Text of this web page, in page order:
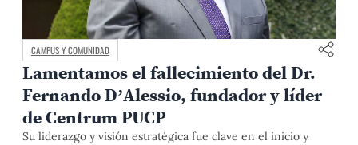
CAMPUS Y COMUNIDAD
Lamentamos el fallecimiento del Dr.
Fernando D’Alessio, fundador y líder
de Centrum PUCP
Su liderazgo y visión estratégica fue clave en el inicio y